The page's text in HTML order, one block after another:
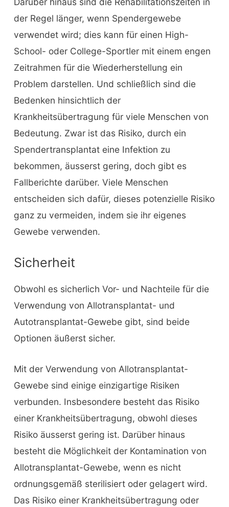
der Regel länger, wenn Spendergewebe
verwendet wird; dies kann für einen High-
School- oder College-Sportler mit einem engen
Zeitrahmen für die Wiederherstellung ein
Problem darstellen. Und schließlich sind die
Bedenken hinsichtlich der
Krankheitsübertragung für viele Menschen von
Bedeutung. Zwar ist das Risiko, durch ein
Spendertransplantat eine Infektion zu
bekommen, äusserst gering, doch gibt es
Fallberichte darüber. Viele Menschen
entscheiden sich dafür, dieses potenzielle Risiko
ganz zu vermeiden, indem sie ihr eigenes
Gewebe verwenden.
Sicherheit
Obwohl es sicherlich Vor- und Nachteile für die
Verwendung von Allotransplantat- und
Autotransplantat-Gewebe gibt, sind beide
Optionen äußerst sicher.
Mit der Verwendung von Allotransplantat-
Gewebe sind einige einzigartige Risiken
verbunden. Insbesondere besteht das Risiko
einer Krankheitsübertragung, obwohl dieses
Risiko äusserst gering ist. Darüber hinaus
besteht die Möglichkeit der Kontamination von
Allotransplantat-Gewebe, wenn es nicht
ordnungsgemäß sterilisiert oder gelagert wird.
Das Risiko einer Krankheitsübertragung oder